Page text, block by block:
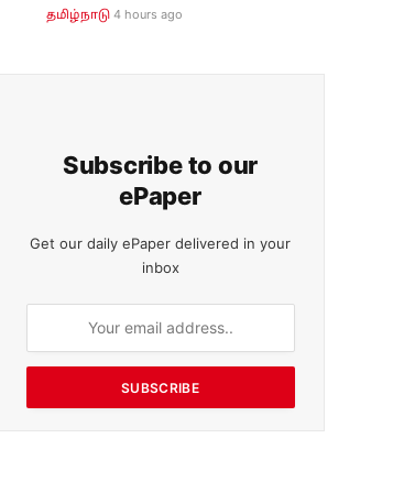
தமிழ்நாடு 4 hours ago
Subscribe to our
ePaper
Get our daily ePaper delivered in your
inbox
SUBSCRIBE